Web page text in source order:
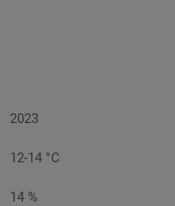
2023
12-14 °C
14 %